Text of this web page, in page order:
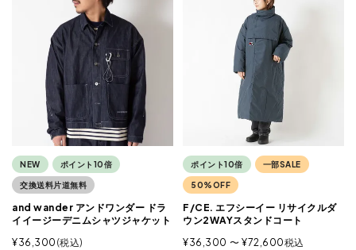
NEW ポイント10倍
交換送料片道無料
and wander アンドワンダー ドラ
イイージーデニムシャツジャケット
¥36,300 税込
ポイント10倍 一部SALE
50%OFF
F/CE. エフシーイー リサイクルダ
ウン2WAYスタンドコート
¥36,300 〜 ¥72,600税込